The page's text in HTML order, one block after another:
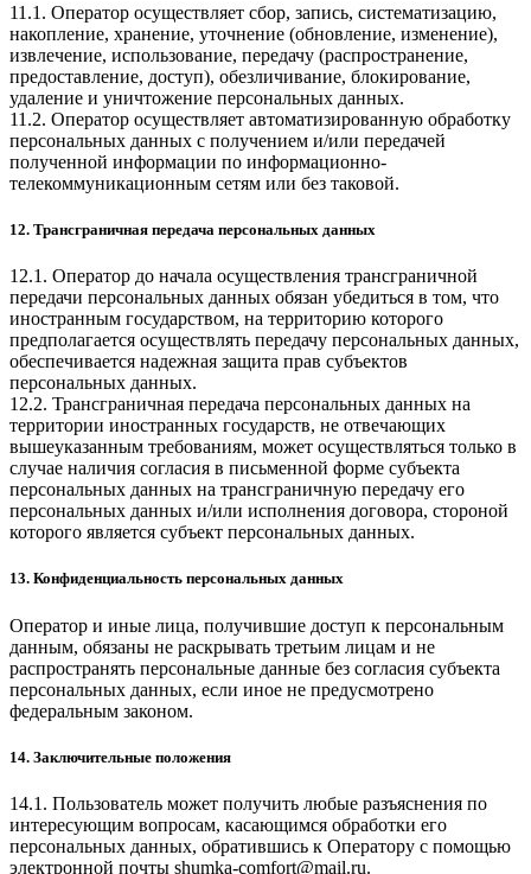
11.1. Оператор осуществляет сбор, запись, систематизацию,
накопление, хранение, уточнение (обновление, изменение),
извлечение, использование, передачу (распространение,
предоставление, доступ), обезличивание, блокирование,
удаление и уничтожение персональных данных.
11.2. Оператор осуществляет автоматизированную обработку
персональных данных с получением и/или передачей
полученной информации по информационно-
телекоммуникационным сетям или без таковой.
12. Трансграничная передача персональных данных
12.1. Оператор до начала осуществления трансграничной
передачи персональных данных обязан убедиться в том, что
иностранным государством, на территорию которого
предполагается осуществлять передачу персональных данных,
обеспечивается надежная защита прав субъектов
персональных данных.
12.2. Трансграничная передача персональных данных на
территории иностранных государств, не отвечающих
вышеуказанным требованиям, может осуществляться только в
случае наличия согласия в письменной форме субъекта
персональных данных на трансграничную передачу его
персональных данных и/или исполнения договора, стороной
которого является субъект персональных данных.
13. Конфиденциальность персональных данных
Оператор и иные лица, получившие доступ к персональным
данным, обязаны не раскрывать третьим лицам и не
распространять персональные данные без согласия субъекта
персональных данных, если иное не предусмотрено
федеральным законом.
14. Заключительные положения
14.1. Пользователь может получить любые разъяснения по
интересующим вопросам, касающимся обработки его
персональных данных, обратившись к Оператору с помощью
электронной почты shumka-comfort@mail.ru.